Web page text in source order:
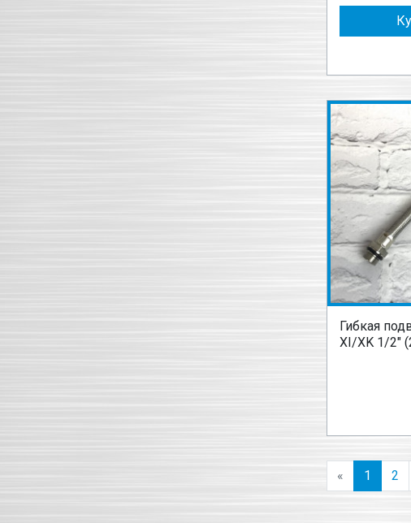
Гибкая
XI/XK 1/2"
« 1 2